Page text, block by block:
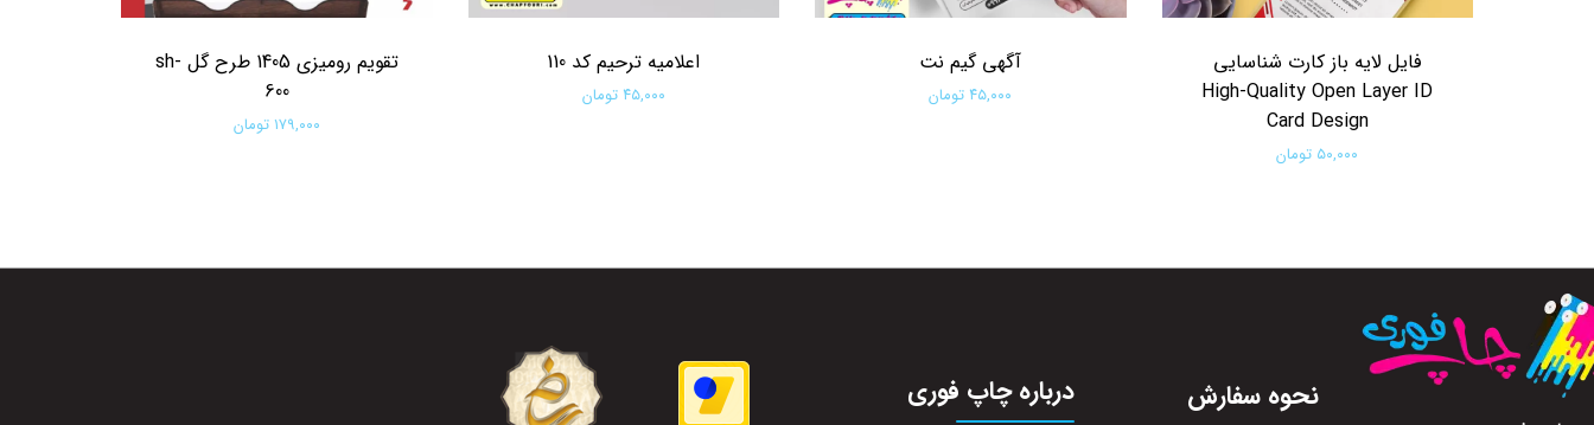
فایل لایه باز کارت شناسایی
High-Quality Open Layer ID
Card Design
۵۰,۰۰۰ تومان
آگهی گیم نت
۴۵,۰۰۰ تومان
اعلامیه ترحیم کد 110
۴۵,۰۰۰ تومان
تقویم رومیزی 1405 طرح گل sh-
600
۱۷۹,۰۰۰ تومان
نحوه سفارش درباره چاپ فوری